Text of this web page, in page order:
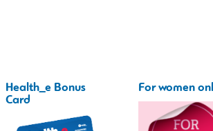
Health_e Bonus
Card
For women